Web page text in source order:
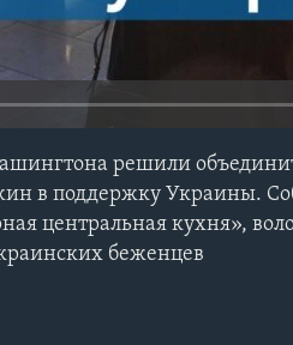
решили
в поддержку Украины.
центральная кухня»,
беженцев